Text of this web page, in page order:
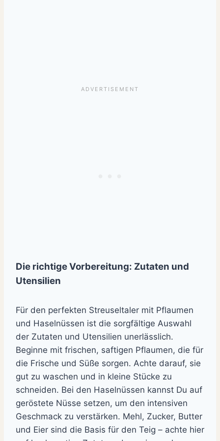
Die richtige Vorbereitung: Zutaten und
Utensilien
Für den perfekten Streuseltaler mit Pflaumen
und Haselnüssen ist die sorgfältige Auswahl
der Zutaten und Utensilien unerlässlich.
Beginne mit frischen, saftigen Pflaumen, die für
die Frische und Süße sorgen. Achte darauf, sie
gut zu waschen und in kleine Stücke zu
schneiden. Bei den Haselnüssen kannst Du auf
geröstete Nüsse setzen, um den intensiven
Geschmack zu verstärken. Mehl, Zucker, Butter
und Eier sind die Basis für den Teig – achte hier